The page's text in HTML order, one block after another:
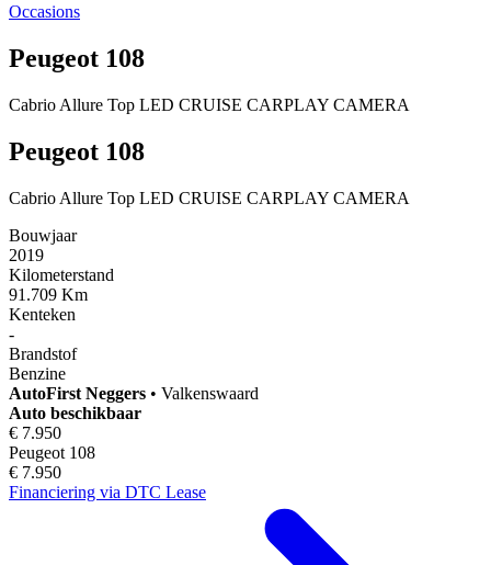
Occasions
Peugeot 108
Cabrio Allure Top LED CRUISE CARPLAY CAMERA
Peugeot 108
Cabrio Allure Top LED CRUISE CARPLAY CAMERA
Bouwjaar
2019
Kilometerstand
91.709 Km
Kenteken
-
Brandstof
Benzine
AutoFirst Neggers • Valkenswaard
Auto beschikbaar
€ 7.950
Peugeot 108
€ 7.950
Financiering via DTC Lease